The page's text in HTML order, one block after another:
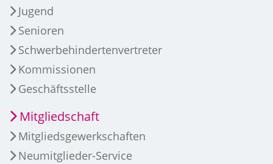
Jugend
Senioren
Schwerbehindertenvertreter
Kommissionen
Geschäftsstelle
Mitgliedschaft
Mitgliedsgewerkschaften
Neumitglieder-Service